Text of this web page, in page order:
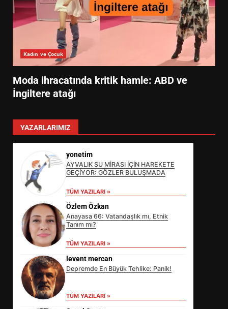
Kadın ve Çocuk
Moda ihracatında kritik hamle: ABD ve
İngiltere atağı
YAZARLARIMIZ
yonetim
AYVALIK SU MİRASI İÇİN HAREKETE
GEÇİYOR: GÖZLER BULUŞMADA
TÜM YAZILARI »
Özlem Özkan
Anayasa 66: Vatandaşlık mı, Etnik
Tanım mı?
TÜM YAZILARI »
levent mercan
Depremde En Büyük Tehlike: Panik!
TÜM YAZILARI »
EİB’DE KRİTİK ATAMA:
SÜRDÜRÜLEBİLİRLİKTE NE